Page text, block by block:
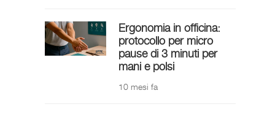
Ergonomia in officina:
protocollo per micro
pause di 3 minuti per
mani e polsi
10 mesi fa